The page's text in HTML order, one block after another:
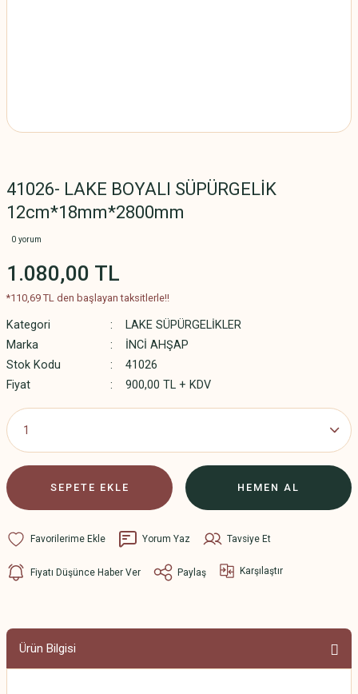
41026- LAKE BOYALI SÜPÜRGELİK
12cm*18mm*2800mm
0 yorum
1.080,00 TL
*110,69 TL den başlayan taksitlerle!!
Kategori
LAKE SÜPÜRGELİKLER
Marka
İNCİ AHŞAP
Stok Kodu
41026
Fiyat
900,00 TL + KDV
SEPETE EKLE HEMEN AL
Yorum Yaz Tavsiye Et
Fiyatı Düşünce Haber Ver Paylaş Karşılaştır
Ürün Bilgisi